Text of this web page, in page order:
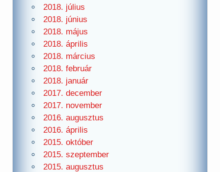
2018. július
2018. június
2018. május
2018. április
2018. március
2018. február
2018. január
2017. december
2017. november
2016. augusztus
2016. április
2015. október
2015. szeptember
2015. augusztus